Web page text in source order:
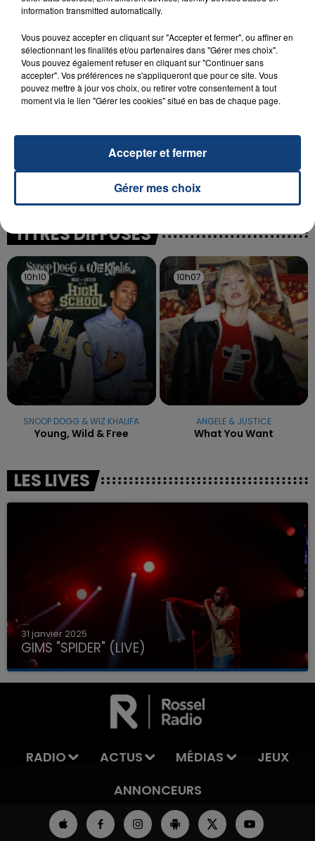
Un homme s'est immolé par le feu après avoir
d'un liquide inflammable.
UNE ADOLESCENTE DEVANT SE FAIRE
OPÉRER DE LA CHEVILLE RESSORT DE LA...
La famille a porté plainte contre la clinique qui a
reconnu sa responsabilité et présenté ses
TITRES DIFFUSÉS
10h10
10h10
SNOOP DOGG & WIZ KHALIFA
Young, Wild & Free
10h07
10h07
ANGELE & JUSTICE
What You Want
LES LIVES
31 janvier 2025
GIMS "SPIDER" (LIVE)
RADIO ACTUS MÉDIAS
JEUX
ANNONCEURS
information transmitted automatically.
Vous pouvez accepter en cliquant sur "Accepter et fermer", ou affiner en
sélectionnant les finalités et/ou partenaires dans "Gérer mes choix".
Vous pouvez également refuser en cliquant sur "Continuer sans
accepter". Vos préférences ne s'appliqueront que pour ce site. Vous
pouvez mettre à jour vos choix, ou retirer votre consentement à tout
moment via le lien "Gérer les cookies" situé en bas de chaque page.
Gérer mes choix
Accepter et fermer